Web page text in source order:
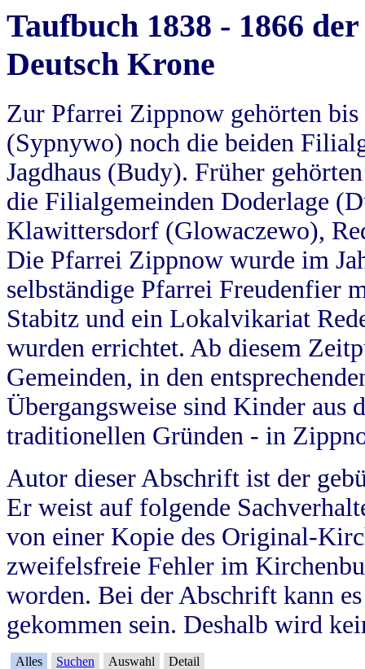
Taufbuch 1838 - 1866
Deutsch Krone
Zur Pfarrei Zippnow gehörten
(Sypnywo) noch die beiden
Jagdhaus (Budy). Früher
die Filialgemeinden Doderlage
Klawittersdorf (Glowaczewo),
Die Pfarrei Zippnow wurde im
selbständige Pfarrei Freudenfier
Stabitz und ein Lokalvikariat
wurden errichtet. Ab diesem
Gemeinden, in den
Übergangsweise sind Kinder aus
traditionellen Gründen - in
Autor dieser Abschrift ist der
Er weist auf folgende
von einer Kopie des Original-
zweifelsfreie Fehler im
worden. Bei der Abschrift kann
gekommen sein. Deshalb wird
Alles Suchen Auswahl Detail